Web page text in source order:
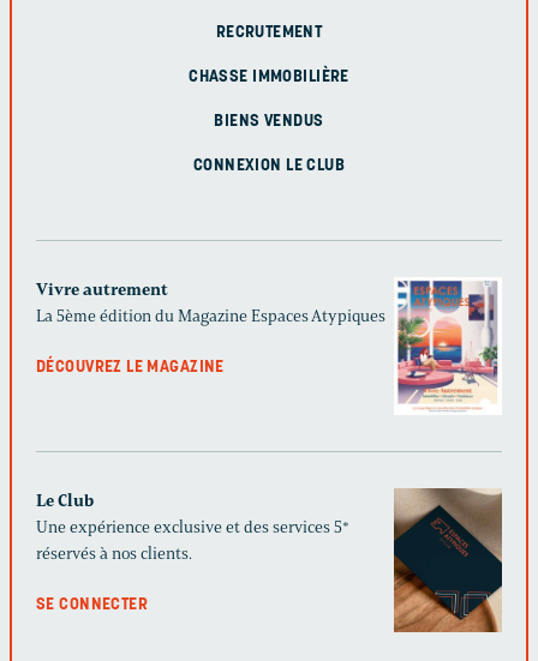
RECRUTEMENT
CHASSE IMMOBILIÈRE
BIENS VENDUS
CONNEXION LE CLUB
Vivre autrement
La 5ème édition du Magazine Espaces Atypiques
DÉCOUVREZ LE MAGAZINE
Le Club
Une expérience exclusive et des services 5*
réservés à nos clients.
SE CONNECTER